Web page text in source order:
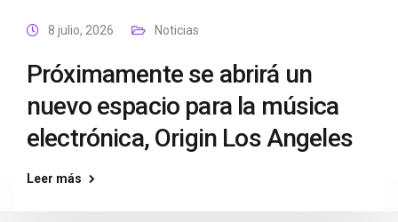
8 julio, 2026 Noticias
Próximamente se abrirá un
nuevo espacio para la música
electrónica, Origin Los Angeles
Leer más